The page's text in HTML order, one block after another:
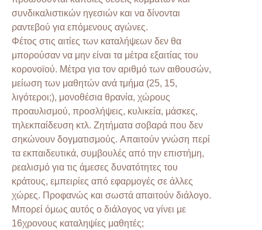
συνδικαλιστικών ηγεσιών και να δίνονται
ραντεβού για επόμενους αγώνες.
Φέτος στις αιτίες των καταλήψεων δεν θα
μπορούσαν να μην είναι τα μέτρα εξαιτίας του
κορονοϊού. Μέτρα για τον αριθμό των αιθουσών,
μείωση των μαθητών ανά τμήμα (25, 15,
λιγότεροι;), μονοθέσια θρανία, χώρους
προαυλισμού, προσλήψεις, κυλικεία, μάσκες,
τηλεκπαίδευση κτλ. Ζητήματα σοβαρά που δεν
σηκώνουν δογματισμούς. Απαιτούν γνώση περί
τα εκπαιδευτικά, συμβουλές από την επιστήμη,
ρεαλισμό για τις άμεσες δυνατότητες του
κράτους, εμπειρίες από εφαρμογές σε άλλες
χώρες. Προφανώς και σωστά απαιτούν διάλογο.
Μπορεί όμως αυτός ο διάλογος να γίνει με
16χρονους καταληψίες μαθητές;